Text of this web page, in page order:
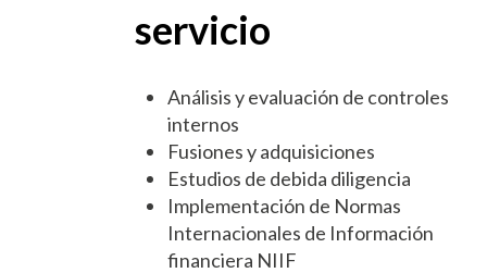
servicio
Análisis y evaluación de controles
internos
Fusiones y adquisiciones
Estudios de debida diligencia
Implementación de Normas
Internacionales de Información
financiera NIIF